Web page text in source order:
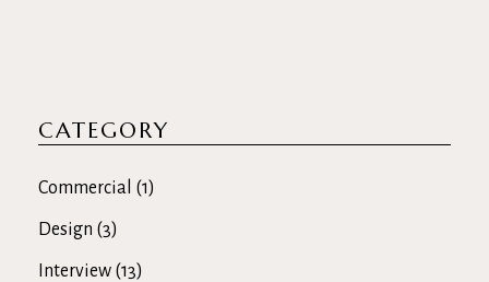
CATEGORY
Commercial (1)
Design (3)
Interview (13)